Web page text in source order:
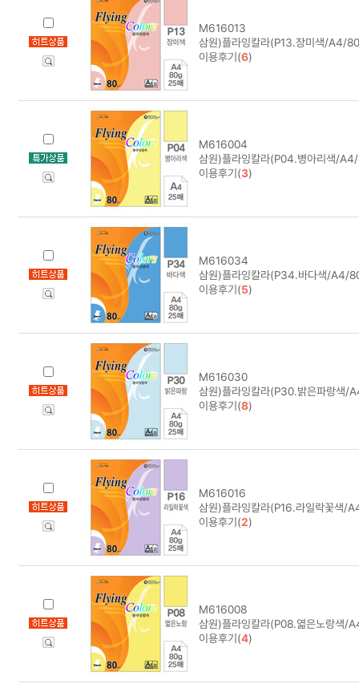
M616013
삼원)플라잉칼라(P13.장미색/A4/
이용후기(6)
M616004
삼원)플라잉칼라(P04.병아리색/
이용후기(3)
M616034
삼원)플라잉칼라(P34.바다색/A4/
이용후기(5)
M616030
삼원)플라잉칼라(P30.밝은파랑색/
이용후기(8)
M616016
삼원)플라잉칼라(P16.라일락꽃색/
이용후기(2)
M616008
삼원)플라잉칼라(P08.엷은노랑색/
이용후기(4)